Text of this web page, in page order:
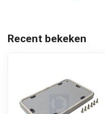
CWK4W360/12
CWK4W360CH/05
CWK4W360CH/06
Recent bekeken